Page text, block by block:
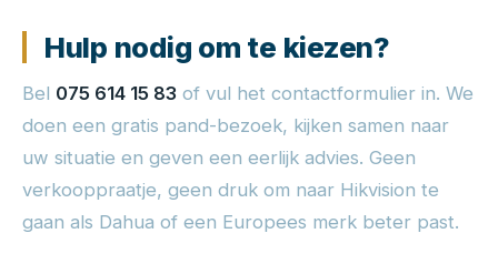
Hulp nodig om te kiezen?
Bel 075 614 15 83 of vul het contactformulier in. We
doen een gratis pand-bezoek, kijken samen naar
uw situatie en geven een eerlijk advies. Geen
verkooppraatje, geen druk om naar Hikvision te
gaan als Dahua of een Europees merk beter past.